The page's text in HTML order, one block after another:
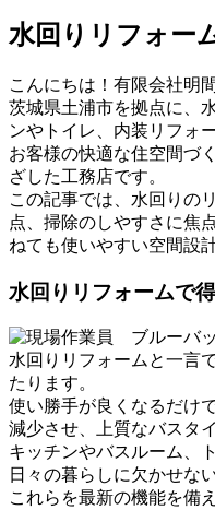
水回りリフォー
こんにちは！有限会社明
茨城県土浦市を拠点に、
ンやトイレ、内装リフォ
お客様の快適な住空間づ
ざした工務店です。
この記事では、水回りの
点、掃除のしやすさに焦
ねても使いやすい空間設
水回りリフォームで
水回りリフォームと一言
たります。
使い勝手が良くなるだけ
減少させ、上質なバスタ
キッチンやバスルーム、
日々の暮らしに欠かせな
これらを最新の機能を備